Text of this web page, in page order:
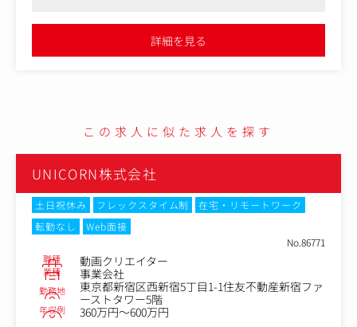
・イベント／グッズ等、ファンコミュニティに関連する二
詳細を見る
この求人に似た求人を探す
UNICORN株式会社
土日祝休み フレックスタイム制
在宅・リモートワーク
転勤なし
Web面接
No.86771
職種 動画クリエイター
業種 事業会社
勤務地
東京都新宿区西新宿5丁目1-1住友不動産新宿ファ
ーストタワー5階
年収例
360万円～600万円